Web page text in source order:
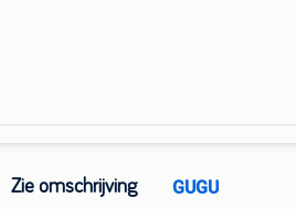
Zie omschrijving GUGU